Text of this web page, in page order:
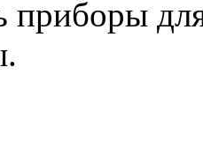
приборы